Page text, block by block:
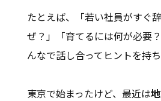
たとえば、「若い社員がすぐ
ぜ？」「育てるには何が必要
んなで話し合ってヒントを持
東京で始まったけど、最近は